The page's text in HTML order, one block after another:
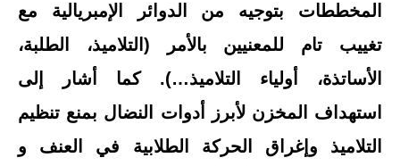
المخططات بتوجيه من الدوائر الإمبريالية مع
تغييب تام للمعنيين بالأمر (التلاميذ، الطلبة،
الأساتذة، أولياء التلاميذ…). كما أشار إلى
استهداف المخزن لأبرز أدوات النضال بمنع تنظيم
التلاميذ وإغراق الحركة الطلابية في العنف و